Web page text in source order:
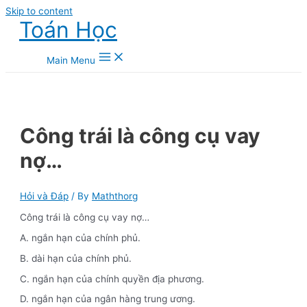
Skip to content
Toán Học
Main Menu
Công trái là công cụ vay
nợ…
Hỏi và Đáp / By Maththorg
Công trái là công cụ vay nợ…
A. ngắn hạn của chính phủ.
B. dài hạn của chính phủ.
C. ngắn hạn của chính quyền địa phương.
D. ngắn hạn của ngân hàng trung ương.